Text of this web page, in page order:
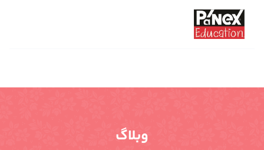
وبلاگ